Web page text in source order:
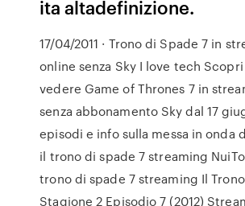
ita altadefinizione.
17/04/2011 · Trono di Spade 7 in
online senza Sky I love tech
vedere Game of Thrones 7 in
senza abbonamento Sky dal 17
episodi e info sulla messa in onda
il trono di spade 7 streaming
trono di spade 7 streaming Il
Stagione 2 Episodio 7 (2012)